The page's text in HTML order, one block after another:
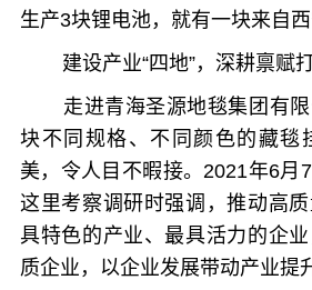
生产3块锂电池，就有一块来自西
建设产业“四地”，深耕禀赋
走进青海圣源地毯集团有
块不同规格、不同颜色的藏毯
美，令人目不暇接。2021年6月
这里考察调研时强调，推动高
具特色的产业、最具活力的企
质企业，以企业发展带动产业提